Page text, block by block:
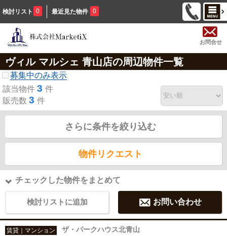
検討リスト 0 最近見た物件 0
お問合せ
ヴィル マルシェ 青山店の周辺物件一覧
募集中のみ表示
該当物件 3 件
販売数 3 件
さらに条件を絞り込む
物件リクエスト
チェックした物件をまとめて
検討リストに追加 お問い合わせ
賃貸｜マンション ザ・パークハウス北青山